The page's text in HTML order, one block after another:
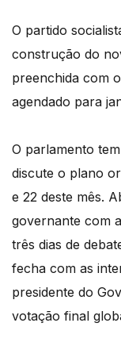
O partido
construção do
preenchida com
agendado para
O parlamento
discute o plano
e 22 deste mês.
governante com
três dias de
fecha com as
presidente do
votação final